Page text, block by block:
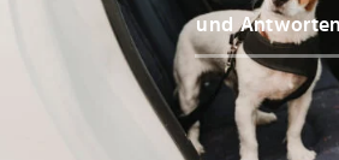
und Antworten